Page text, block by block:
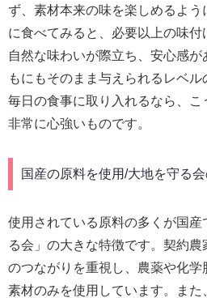
ず、素材本来の味を楽しめるよ
に食べてみると、必要以上の味付
自然な味わいが際立ち、安心感
もにもそのまま与えられるレベル
毎日の食事に取り入れるなら、
非常に心強いものです。
国産の原料を使用/大地を守る
使用されている原料の多くが国
る会」の大きな特徴です。契約農
のつながりを重視し、農薬や化学
素材のみを使用しています。また